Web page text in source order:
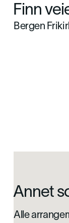
Finn
Bergen
Annet
Alle